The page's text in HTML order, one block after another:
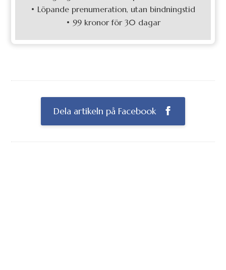
• Löpande prenumeration, utan bindningstid
• 99 kronor för 30 dagar
Dela artikeln på Facebook